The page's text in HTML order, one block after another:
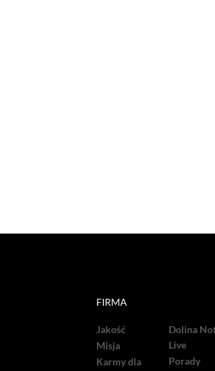
FIRMA
Jakość
Misja
Karmy dla
Dolina
Live
Porady